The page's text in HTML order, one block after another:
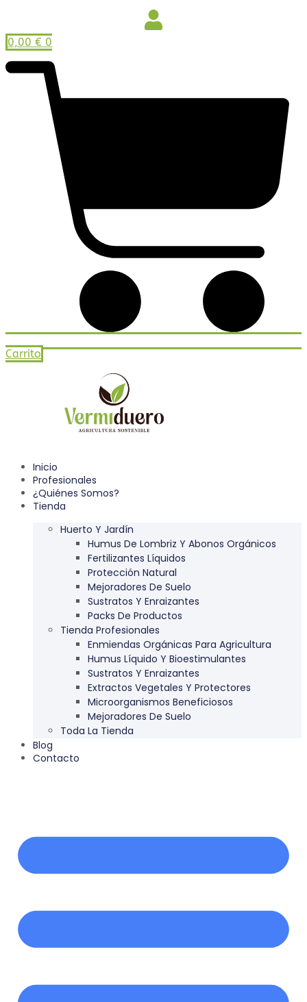
0,00 € 0
Carrito
Inicio
Profesionales
¿Quiénes Somos?
Tienda
Huerto Y Jardín
Humus De Lombriz Y Abonos Orgánicos
Fertilizantes Líquidos
Protección Natural
Mejoradores De Suelo
Sustratos Y Enraizantes
Packs De Productos
Tienda Profesionales
Enmiendas Orgánicas Para Agricultura
Humus Líquido Y Bioestimulantes
Sustratos Y Enraizantes
Extractos Vegetales Y Protectores
Microorganismos Beneficiosos
Mejoradores De Suelo
Toda La Tienda
Blog
Contacto